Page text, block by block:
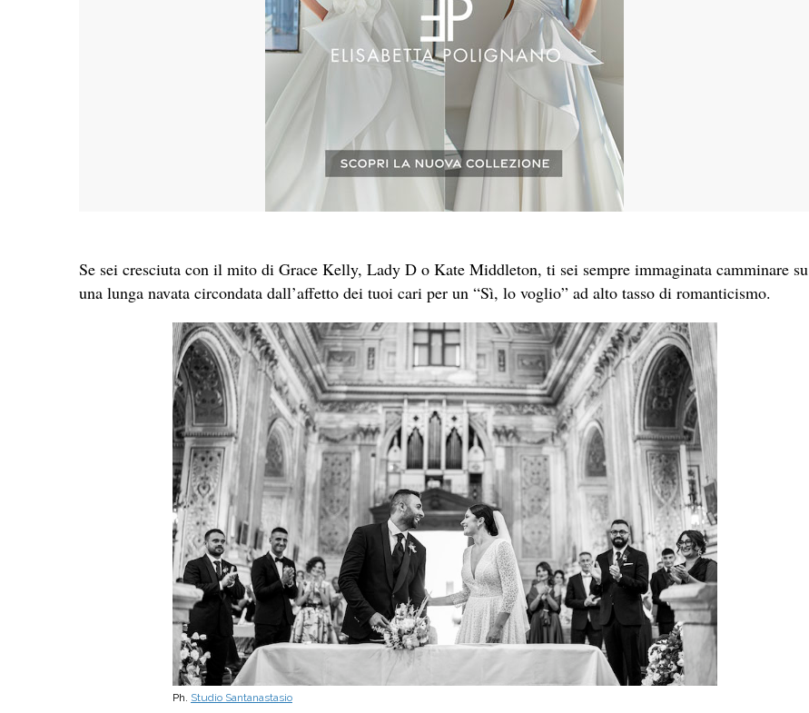
Se sei cresciuta con il mito di Grace Kelly, Lady D o Kate Middleton, ti sei sempre immaginata camminare su
una lunga navata circondata dall’affetto dei tuoi cari per un “Sì, lo voglio” ad alto tasso di romanticismo.
Ph. Studio Santanastasio